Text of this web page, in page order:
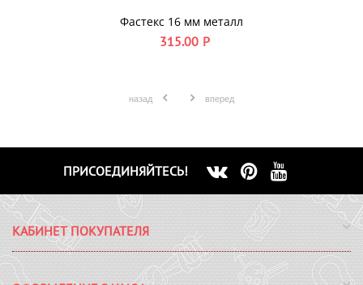
Фастекс 16 мм металл
315.00 Р
назад вперед
ПРИСОЕДИНЯЙТЕСЬ!
КАБИНЕТ ПОКУПАТЕЛЯ